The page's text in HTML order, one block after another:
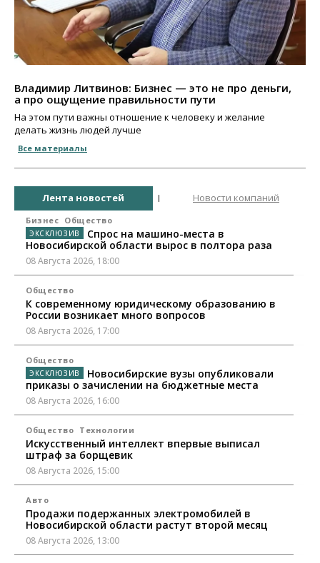
Владимир Литвинов: Бизнес — это не про деньги,
а про ощущение правильности пути
На этом пути важны отношение к человеку и желание
делать жизнь людей лучше
Все материалы
Лента новостей Новости компаний
Бизнес Общество
Спрос на машино-места в
Новосибирской области вырос в полтора раза
08 Августа 2026, 18:00
Общество
К современному юридическому образованию в
России возникает много вопросов
08 Августа 2026, 17:00
Общество
Новосибирские вузы опубликовали
приказы о зачислении на бюджетные места
08 Августа 2026, 16:00
Общество Технологии
Искусственный интеллект впервые выписал
штраф за борщевик
08 Августа 2026, 15:00
Авто
Продажи подержанных электромобилей в
Новосибирской области растут второй месяц
08 Августа 2026, 13:00